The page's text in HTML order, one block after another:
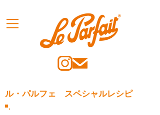
ル・パルフェ スペシャルレシピ